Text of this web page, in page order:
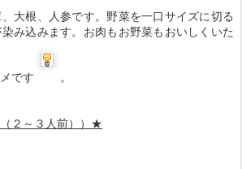
大根、人参です。野菜を一口サイズに切る
み込みます。お肉もお野菜もおいしくいた
です 。
２～３人前））★